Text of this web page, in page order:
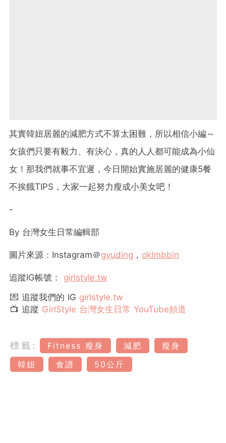
其實韓妞居麗的減肥方式不算太困難，所以相信小編～
女孩們只要有毅力、有決心，真的人人都可能成為小仙
女！那我們就事不宜遲，今日開始實施居麗的健康5餐
不挨餓TIPS，大家一起努力瘦成小美女吧！
-
By 台灣女生日常編輯部
圖片來源：Instagram＠gyuding ， oklmbbin
追蹤IG帳號：
girlstyle.tw
💌 追蹤我們的 IG girlstyle.tw
📺 追蹤 GirlStyle 台灣女生日常 YouTube頻道
標籤: Fitness 瘦身 減肥
瘦身
韓妞
食譜 50公斤